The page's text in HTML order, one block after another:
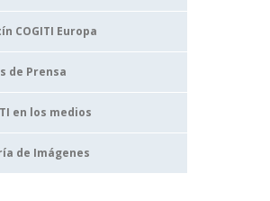
COGITI Europa
de Prensa
en los medios
de Imágenes